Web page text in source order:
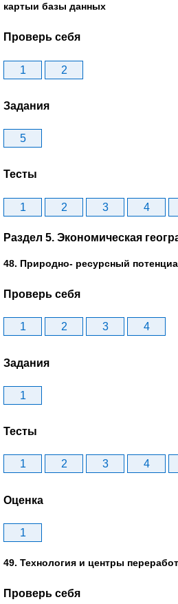
картыи базы данных
Проверь себя
1 2
Задания
5
Тесты
1 2 3 4
Раздел 5. Экономическая
48. Природно- ресурсный
Проверь себя
1 2 3 4
Задания
1
Тесты
1 2 3 4
Оценка
1
49. Технология и центры
Проверь себя